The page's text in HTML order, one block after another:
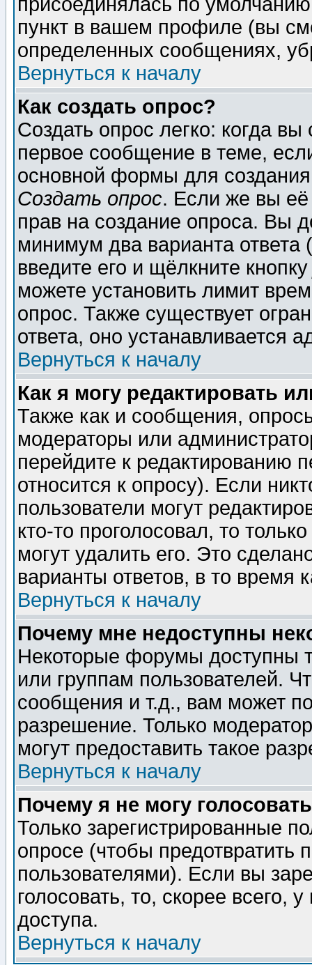
пункт в вашем профиле (вы
определенных сообщениях,
Вернуться к началу
Как создать опрос?
Создать опрос легко: когда
первое сообщение в теме,
основной формы для
Создать опрос. Если же вы её
прав на создание опроса. Вы
минимум два варианта ответа
введите его и щёлкните
можете установить лимит
опрос. Также существует
ответа, оно устанавливается
Вернуться к началу
Как я могу редактировать
Также как и сообщения,
модераторы или
перейдите к редактированию
относится к опросу). Если
пользователи могут
кто-то проголосовал, то
могут удалить его. Это
варианты ответов, в то время
Вернуться к началу
Почему мне недоступны
Некоторые форумы доступны
или группам пользователей.
сообщения и т.д., вам может
разрешение. Только
могут предоставить такое
Вернуться к началу
Почему я не могу
Только зарегистрированные
опросе (чтобы предотвратить
пользователями). Если вы
голосовать, то, скорее всего,
доступа.
Вернуться к началу